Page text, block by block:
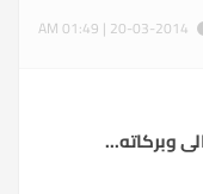
وبركاته...